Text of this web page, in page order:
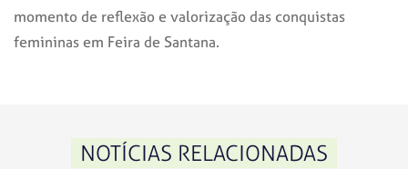
momento de reflexão e valorização das conquistas
femininas em Feira de Santana.
NOTÍCIAS RELACIONADAS